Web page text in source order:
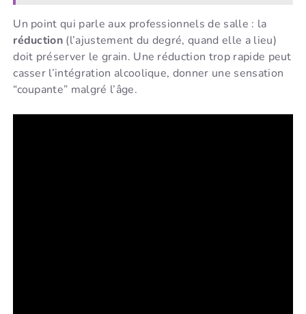
Un point qui parle aux professionnels de salle : la
réduction (l’ajustement du degré, quand elle a lieu)
doit préserver le grain. Une réduction trop rapide peut
casser l’intégration alcoolique, donner une sensation
“coupante” malgré l’âge.